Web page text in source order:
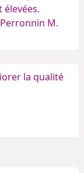
Perronnin M.
la qualité